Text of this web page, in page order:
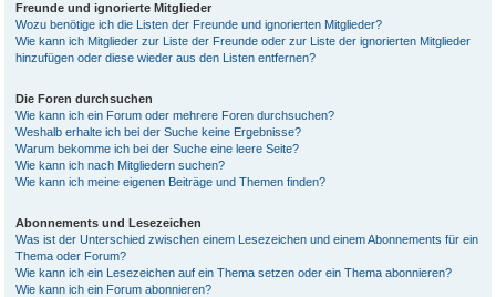
Freunde und ignorierte Mitglieder
Wozu benötige ich die Listen der Freunde und ignorierten Mitglieder?
Wie kann ich Mitglieder zur Liste der Freunde oder zur Liste der ignorierten Mitglieder
hinzufügen oder diese wieder aus den Listen entfernen?
Die Foren durchsuchen
Wie kann ich ein Forum oder mehrere Foren durchsuchen?
Weshalb erhalte ich bei der Suche keine Ergebnisse?
Warum bekomme ich bei der Suche eine leere Seite?
Wie kann ich nach Mitgliedern suchen?
Wie kann ich meine eigenen Beiträge und Themen finden?
Abonnements und Lesezeichen
Was ist der Unterschied zwischen einem Lesezeichen und einem Abonnements für ein
Thema oder Forum?
Wie kann ich ein Lesezeichen auf ein Thema setzen oder ein Thema abonnieren?
Wie kann ich ein Forum abonnieren?